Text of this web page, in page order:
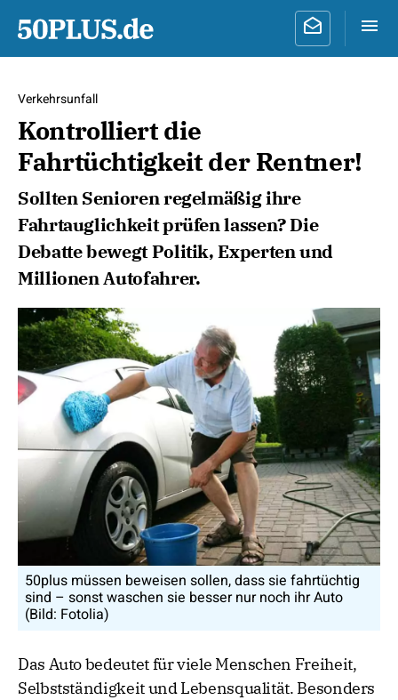
Verkehrsunfall
Kontrolliert die
Fahrtüchtigkeit der Rentner!
Sollten Senioren regelmäßig ihre
Fahrtauglichkeit prüfen lassen? Die
Debatte bewegt Politik, Experten und
Millionen Autofahrer.
50plus müssen beweisen sollen, dass sie fahrtüchtig
sind – sonst waschen sie besser nur noch ihr Auto
(Bild: Fotolia)
Das Auto bedeutet für viele Menschen Freiheit,
Selbstständigkeit und Lebensqualität. Besonders